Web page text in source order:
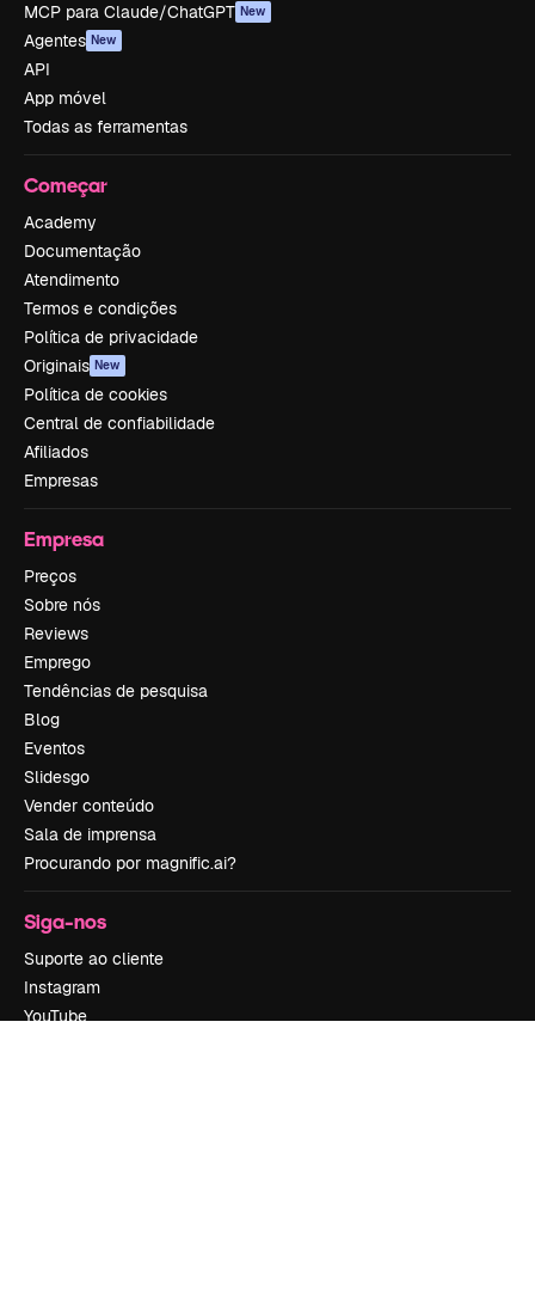
MCP para Claude/ChatGPT New
Agentes New
API
App móvel
Todas as ferramentas
Começar
Academy
Documentação
Atendimento
Termos e condições
Política de privacidade
Originais New
Política de cookies
Central de confiabilidade
Afiliados
Empresas
Empresa
Preços
Sobre nós
Reviews
Emprego
Tendências de pesquisa
Blog
Eventos
Slidesgo
Vender conteúdo
Sala de imprensa
Procurando por magnific.ai?
Siga-nos
Suporte ao cliente
Instagram
YouTube